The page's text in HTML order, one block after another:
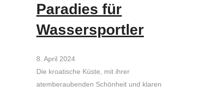
Paradies für
Wassersportler
8. April 2024
Die kroatische Küste, mit ihrer
atemberaubenden Schönheit und klaren